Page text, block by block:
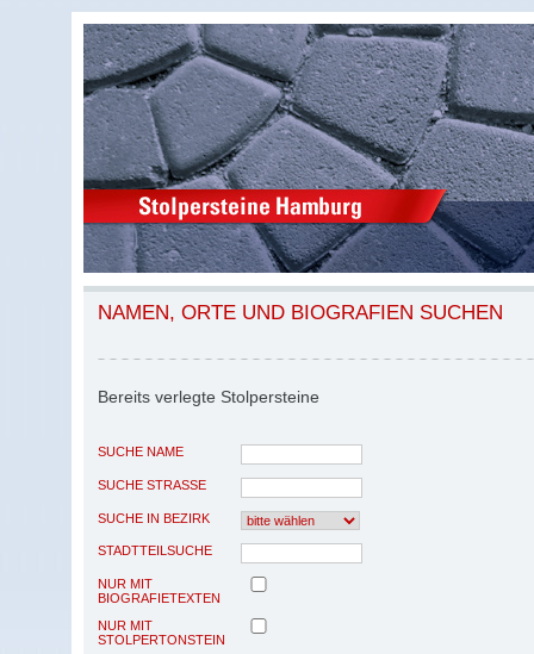
NAMEN, ORTE UND BIOGRAFIEN SUCHEN
Bereits verlegte Stolpersteine
SUCHE NAME
SUCHE STRASSE
SUCHE IN BEZIRK
STADTTEILSUCHE
NUR MIT
BIOGRAFIETEXTEN
NUR MIT
STOLPERTONSTEIN